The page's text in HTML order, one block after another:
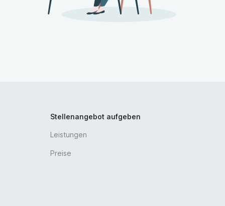
Stellenangebot aufgeben
Leistungen
Preise